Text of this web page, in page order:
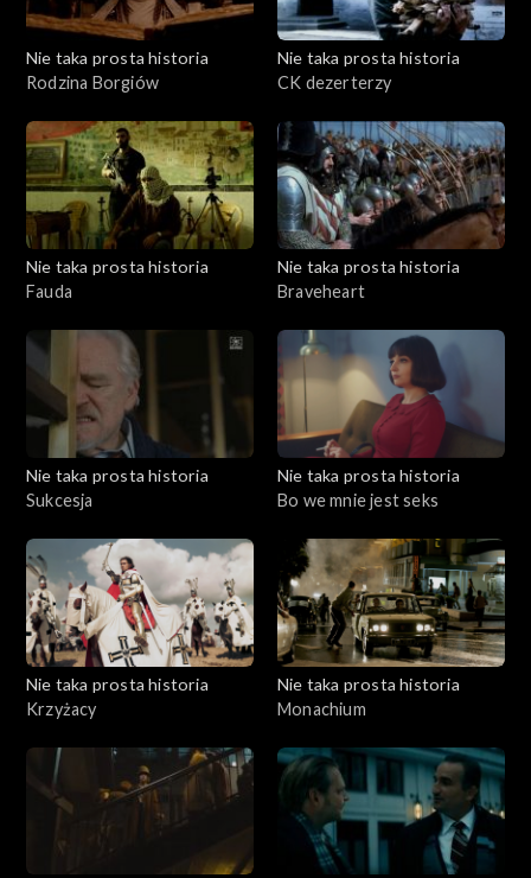
Nie taka prosta historia
Rodzina Borgiów
Nie taka prosta historia
CK dezerterzy
Nie taka prosta historia
Fauda
Nie taka prosta historia
Braveheart
Nie taka prosta historia
Sukcesja
Nie taka prosta historia
Bo we mnie jest seks
Nie taka prosta historia
Krzyżacy
Nie taka prosta historia
Monachium